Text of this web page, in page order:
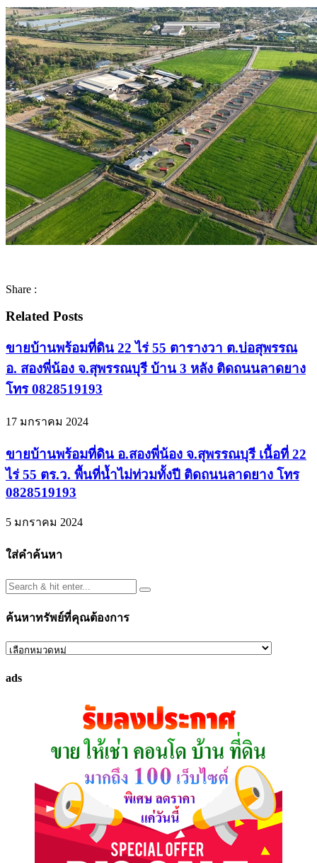
Share :
Related Posts
ขายบ้านพร้อมที่ดิน 22 ไร่ 55 ตารางวา ต.บ่อสุพรรณ
อ. สองพี่น้อง จ.สุพรรณบุรี บ้าน 3 หลัง ติดถนนลาดยาง
โทร 0828519193
17 มกราคม 2024
ขายบ้านพร้อมที่ดิน อ.สองพี่น้อง จ.สุพรรณบุรี เนื้อที่ 22
ไร่ 55 ตร.ว. พื้นที่น้ำไม่ท่วมทั้งปี ติดถนนลาดยาง โทร
0828519193
5 มกราคม 2024
ใส่คำค้นหา
ค้นหาทรัพย์ที่คุณต้องการ
ค้นหา
ที่
ads